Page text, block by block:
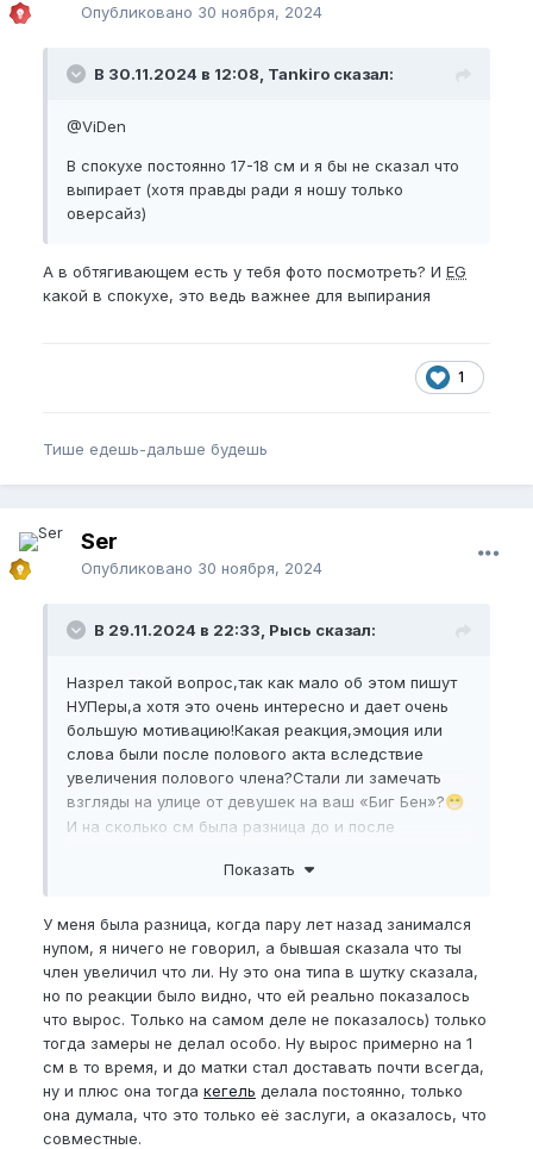
Опубликовано 30 ноября, 2024
В 30.11.2024 в 12:08, Tankiro сказал:
@ViDen
В спокухе постоянно 17-18 см и я бы не сказал что
выпирает (хотя правды ради я ношу только
оверсайз)
А в обтягивающем есть у тебя фото посмотреть? И EG
какой в спокухе, это ведь важнее для выпирания
1
Тише едешь-дальше будешь
Ser
Опубликовано 30 ноября, 2024
В 29.11.2024 в 22:33, Рысь сказал:
Назрел такой вопрос,так как мало об этом пишут
НУПеры,а хотя это очень интересно и дает очень
большую мотивацию!Какая реакция,эмоция или
слова были после полового акта вследствие
увеличения полового члена?Стали ли замечать
взгляды на улице от девушек на ваш «Биг Бен»?😁
И на сколько см была разница до и после
Показать
У меня была разница, когда пару лет назад занимался
нупом, я ничего не говорил, а бывшая сказала что ты
член увеличил что ли. Ну это она типа в шутку сказала,
но по реакции было видно, что ей реально показалось
что вырос. Только на самом деле не показалось) только
тогда замеры не делал особо. Ну вырос примерно на 1
см в то время, и до матки стал доставать почти всегда,
ну и плюс она тогда кегель делала постоянно, только
она думала, что это только её заслуги, а оказалось, что
совместные.